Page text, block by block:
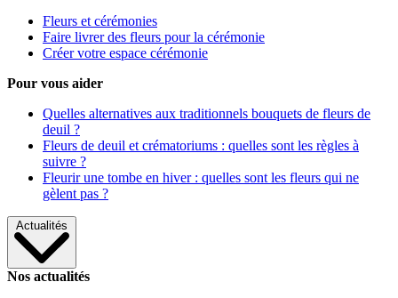
Fleurs et cérémonies
Faire livrer des fleurs pour la cérémonie
Créer votre espace cérémonie
Pour vous aider
Quelles alternatives aux traditionnels bouquets de fleurs de
deuil ?
Fleurs de deuil et crématoriums : quelles sont les règles à
suivre ?
Fleurir une tombe en hiver : quelles sont les fleurs qui ne
gèlent pas ?
Actualités
Nos actualités